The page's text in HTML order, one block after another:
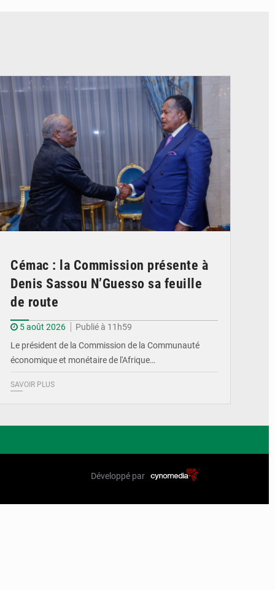
Cémac : la Commission présente à
Denis Sassou N’Guesso sa feuille
de route
5 août 2026
Publié à 11h59
Le président de la Commission de la Communauté
économique et monétaire de l'Afrique…
SAVOIR PLUS
Développé par